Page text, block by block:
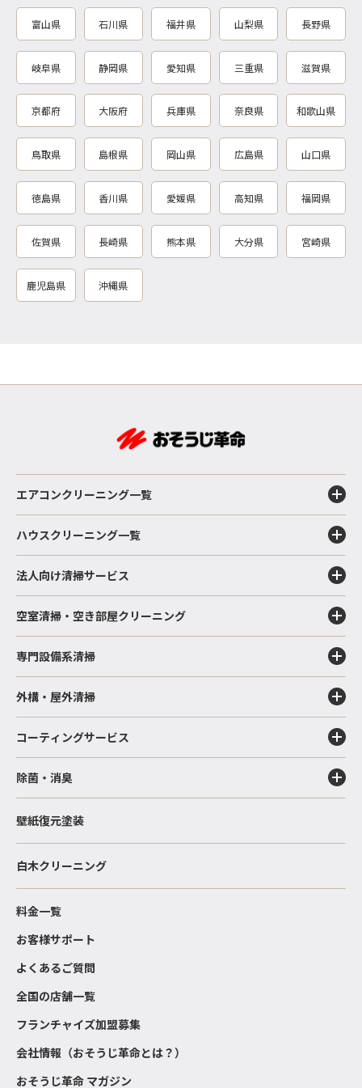
富山県 石川県 福井県 山梨県 長野県
岐阜県 静岡県 愛知県 三重県 滋賀県
京都府 大阪府 兵庫県 奈良県 和歌山県
鳥取県 島根県 岡山県 広島県 山口県
徳島県 香川県 愛媛県 高知県 福岡県
佐賀県 長崎県 熊本県 大分県 宮崎県
鹿児島県 沖縄県
エアコンクリーニング一覧
ハウスクリーニング一覧
法人向け清掃サービス
空室清掃・空き部屋クリーニング
専門設備系清掃
外構・屋外清掃
コーティングサービス
除菌・消臭
壁紙復元塗装
白木クリーニング
料金一覧
お客様サポート
よくあるご質問
全国の店舗一覧
フランチャイズ加盟募集
会社情報（おそうじ革命とは？）
おそうじ革命 マガジン